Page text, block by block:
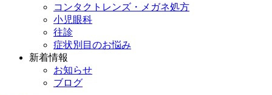
コンタクトレンズ・メガネ処方
小児眼科
往診
症状別目のお悩み
新着情報
お知らせ
ブログ